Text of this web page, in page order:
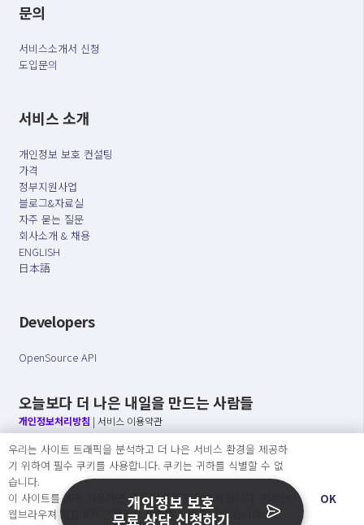
문의
서비스소개서 신청
도입문의
서비스 소개
개인정보 보호 컨설팅
가격
정부지원사업
블로그&자료실
자주 묻는 질문
회사소개 & 채용
ENGLISH
日本語
Developers
OpenSource API
오늘보다 더 나은 내일을 만드는 사람들
개인정보처리방침 | 서비스 이용약관
○ 개인정보보호 컴플라이언스를 선도하겠습니다.
○ 정보주체의 권리를 보장하겠습니다.
○ 기업의 개인정보보호를 위한 효율적 관리를 보장하겠습니다.
우리는 사이트 트래픽을 분석하고 더 나은 서비스 환경을 제공하
기 위하여 필수 쿠키를 사용합니다. 쿠키는 귀하를 식별할 수 없
습니다.
이 사이트를 계속 사용하면 쿠키 사용에 동의하게 됩니다. 귀하는
웹브라우져 설정에서 언제든지 쿠키를 삭제 할 수있습니다.
OK
개인정보 보호
무료 상담 신청하기